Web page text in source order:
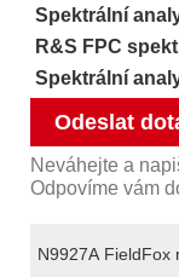
Spektrální
R&S FPC
Spektrální
Odeslat
Neváhejte a
Odpovíme vám